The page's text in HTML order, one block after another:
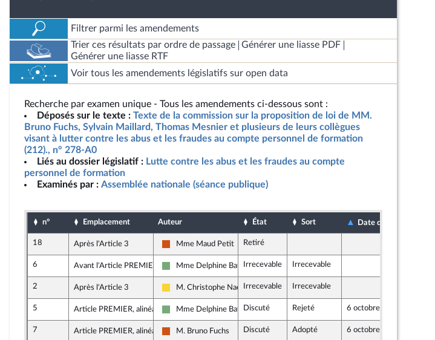
Filtrer parmi les amendements
Trier ces résultats par ordre de passage
Générer une liasse PDF
Générer une liasse RTF
Voir tous les amendements législatifs sur open data
Recherche par examen unique - Tous les amendements ci-dessous sont :
Déposés sur le texte : Texte de la commission sur la proposition de loi de MM.
Bruno Fuchs, Sylvain Maillard, Thomas Mesnier et plusieurs de leurs collègues
visant à lutter contre les abus et les fraudes au compte personnel de formation
(212)., n° 278-A0
Liés au dossier législatif : Lutte contre les abus et les fraudes au compte
personnel de formation
Examinés par : Assemblée nationale (séance publique)
n° Emplacement Auteur État Sort Date d'examen
18 Après l'Article 3
Démocrate (MoDem et Indépendants)
Mme Maud Petit Retiré
6 Avant l'Article PREMIER
Écologiste - NUPES
Mme Delphine BathoIrrecevable Irrecevable
2 Après l'Article 3
Libertés, Indépendants, Outre-mer et Territoires
M. Christophe NaegelenIrrecevable Irrecevable
5 Article PREMIER, alinéa 2
Écologiste - NUPES
Mme Delphine BathoDiscuté Rejeté 6 octobre 2022
7 Article PREMIER, alinéa 8
Démocrate (MoDem et Indépendants)
M. Bruno Fuchs Discuté Adopté 6 octobre 2022